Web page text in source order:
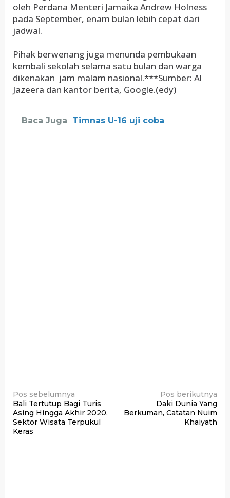
oleh Perdana Menteri Jamaika Andrew Holness
pada September, enam bulan lebih cepat dari
jadwal.
Pihak berwenang juga menunda pembukaan
kembali sekolah selama satu bulan dan warga
dikenakan jam malam nasional.***Sumber: Al
Jazeera dan kantor berita, Google.(edy)
Baca Juga Timnas U-16 uji coba
Navigasi
pos
Pos sebelumnya
Bali Tertutup Bagi Turis
Asing Hingga Akhir 2020,
Sektor Wisata Terpukul
Keras
Pos berikutnya
Daki Dunia Yang
Berkuman, Catatan Nuim
Khaiyath